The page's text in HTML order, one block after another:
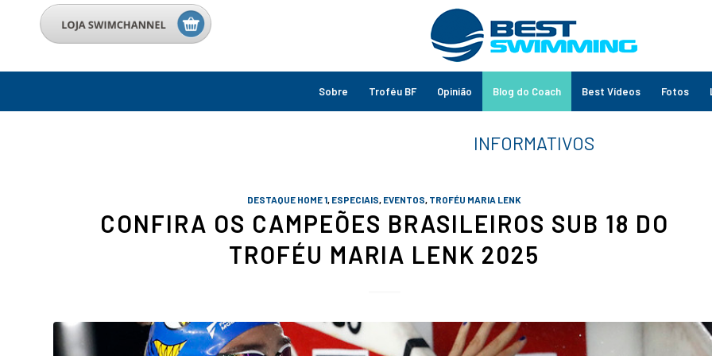
Sobre Troféu BF Opinião Blog do Coach Best Vídeos Fotos
DESTAQUE HOME 1, ESPECIAIS, EVENTOS, TROFÉU MARIA LENK
CONFIRA OS CAMPEÕES BRASILEIROS SUB 18 DO
TROFÉU MARIA LENK 2025